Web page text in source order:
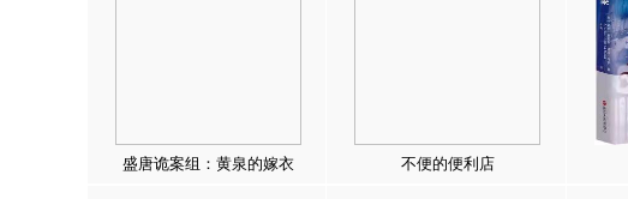
盛唐诡案组：黄泉的嫁衣 不便的便利店